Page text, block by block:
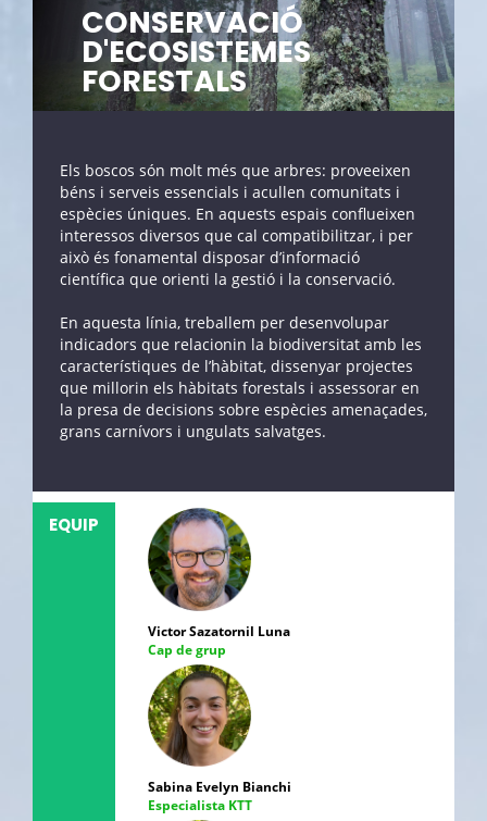
CONSERVACIÓ
D'ECOSISTEMES
FORESTALS
Els boscos són molt més que arbres: proveeixen
béns i serveis essencials i acullen comunitats i
espècies úniques. En aquests espais conflueixen
interessos diversos que cal compatibilitzar, i per
això és fonamental disposar d’informació
científica que orienti la gestió i la conservació.
En aquesta línia, treballem per desenvolupar
indicadors que relacionin la biodiversitat amb les
característiques de l’hàbitat, dissenyar projectes
que millorin els hàbitats forestals i assessorar en
la presa de decisions sobre espècies amenaçades,
grans carnívors i ungulats salvatges.
EQUIP
Victor Sazatornil Luna
Cap de grup
Sabina Evelyn Bianchi
Especialista KTT